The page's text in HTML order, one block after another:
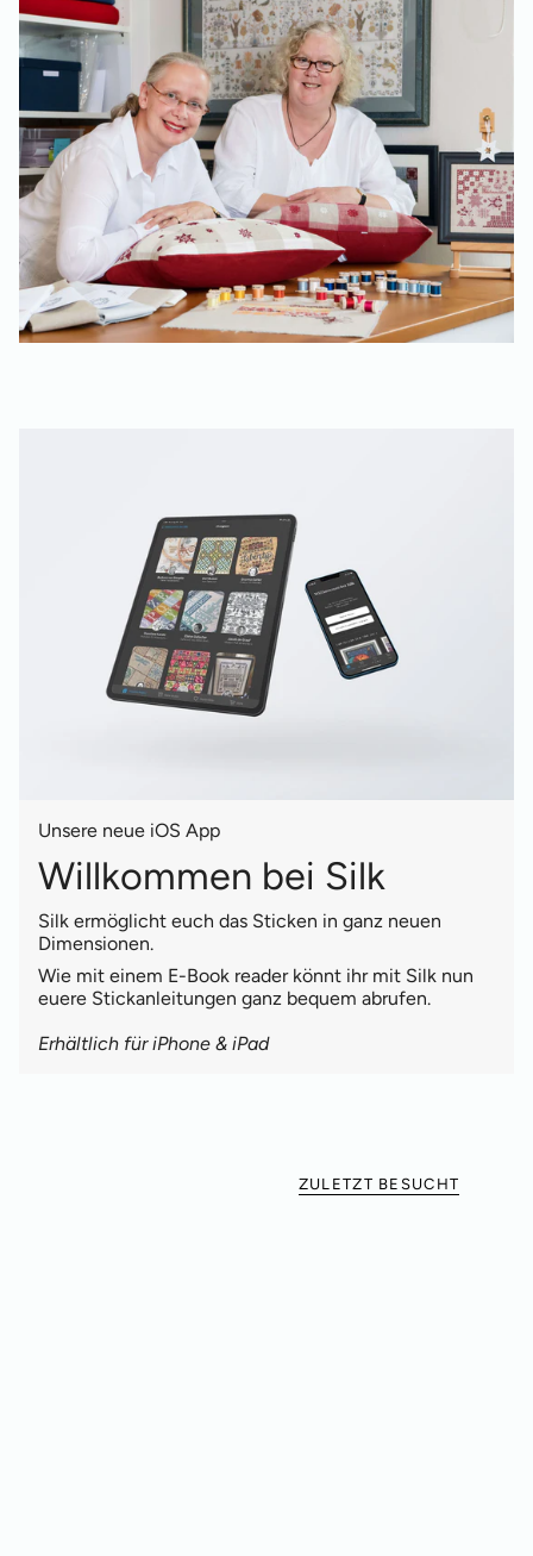
Unsere neue iOS App
Willkommen bei Silk
Silk ermöglicht euch das Sticken in ganz neuen
Dimensionen.
Wie mit einem E-Book reader könnt ihr mit Silk nun
euere Stickanleitungen ganz bequem abrufen.
Erhältlich für iPhone & iPad
ZULETZT BESUCHT